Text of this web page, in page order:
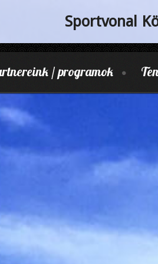
Sportvonal
/ programok